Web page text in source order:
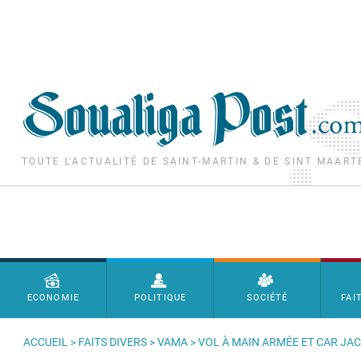
TOUTE L'ACTUALITÉ DE SAINT-MARTIN & DE SINT
Menu principal
ECONOMIE POLITIQUE SOCIÉTÉ
ACCUEIL > FAITS DIVERS >VAMA > VOL À MAIN ARMÉE ET CAR